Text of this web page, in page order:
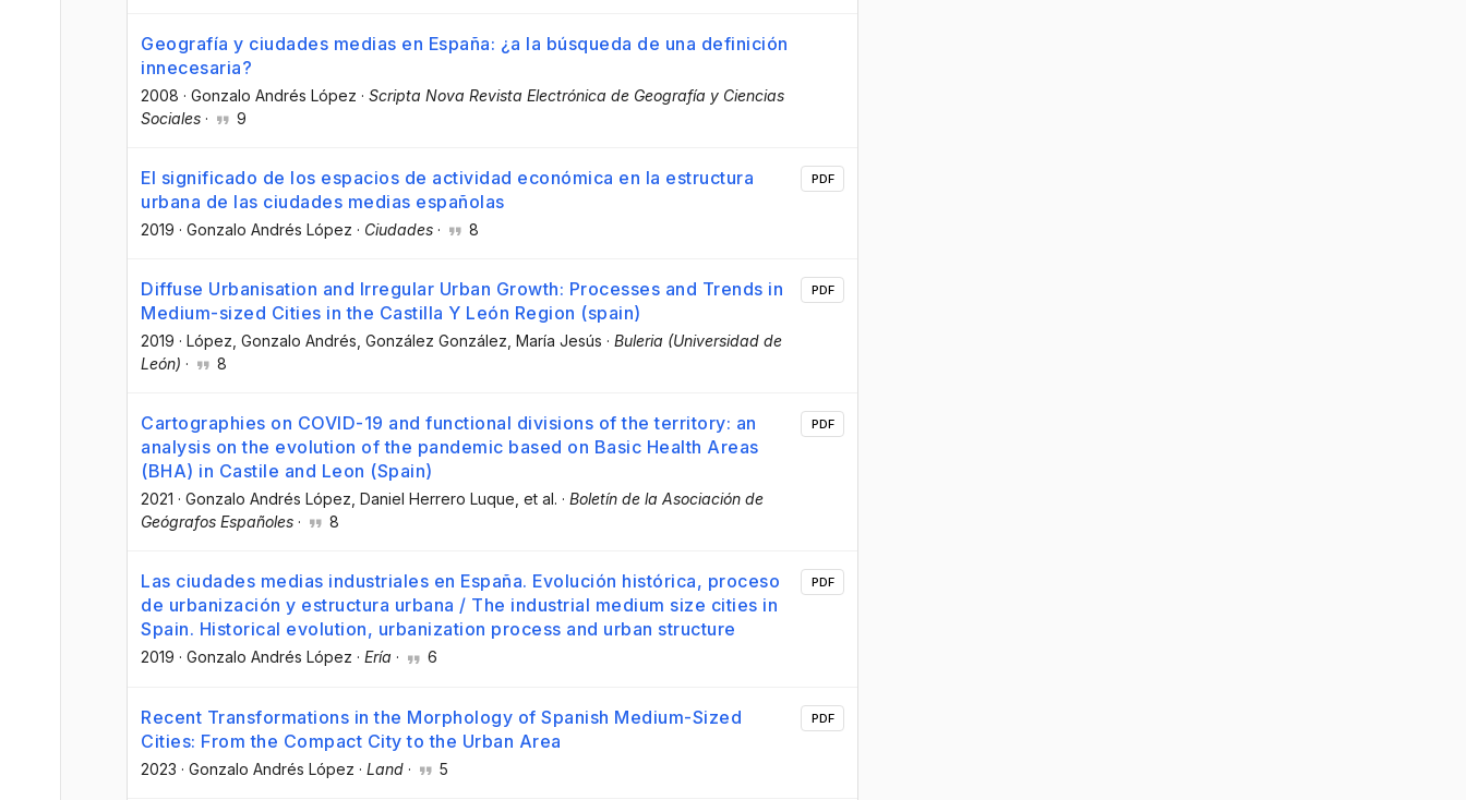
Geografía y ciudades medias en España: ¿a la búsqueda de una definición
innecesaria?
2008 · Gonzalo Andrés López · Scripta Nova Revista Electrónica de Geografía y Ciencias
Sociales · 9
El significado de los espacios de actividad económica en la estructura
urbana de las ciudades medias españolas
2019 · Gonzalo Andrés López · Ciudades · 8
PDF
Diffuse Urbanisation and Irregular Urban Growth: Processes and Trends in
Medium-sized Cities in the Castilla Y León Region (spain)
2019 · López, Gonzalo Andrés , González González, María Jesús · Buleria (Universidad de
León) · 8
PDF
Cartographies on COVID-19 and functional divisions of the territory: an
analysis on the evolution of the pandemic based on Basic Health Areas
(BHA) in Castile and Leon (Spain)
2021 · Gonzalo Andrés López , Daniel Herrero Luque , et al. · Boletín de la Asociación de
Geógrafos Españoles · 8
PDF
Las ciudades medias industriales en España. Evolución histórica, proceso
de urbanización y estructura urbana / The industrial medium size cities in
Spain. Historical evolution, urbanization process and urban structure
2019 · Gonzalo Andrés López · Ería · 6
PDF
Recent Transformations in the Morphology of Spanish Medium-Sized
Cities: From the Compact City to the Urban Area
2023 · Gonzalo Andrés López · Land · 5
PDF